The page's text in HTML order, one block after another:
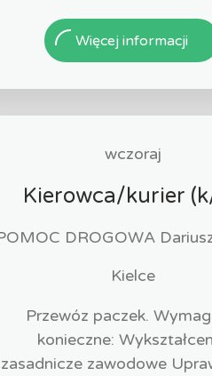
Więcej informacji
wczoraj
Kierowca/kurier
Kielce
Przewóz paczek.
konieczne:
zasadnicze zawodowe